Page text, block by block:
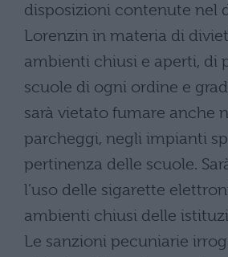
disposizioni contenute nel
Lorenzin in materia di
ambienti chiusi e aperti, di
scuole di ogni ordine e
sarà vietato fumare anche
parcheggi, negli impianti
pertinenza delle scuole.
l’uso delle sigarette
ambienti chiusi delle
Le sanzioni pecuniarie